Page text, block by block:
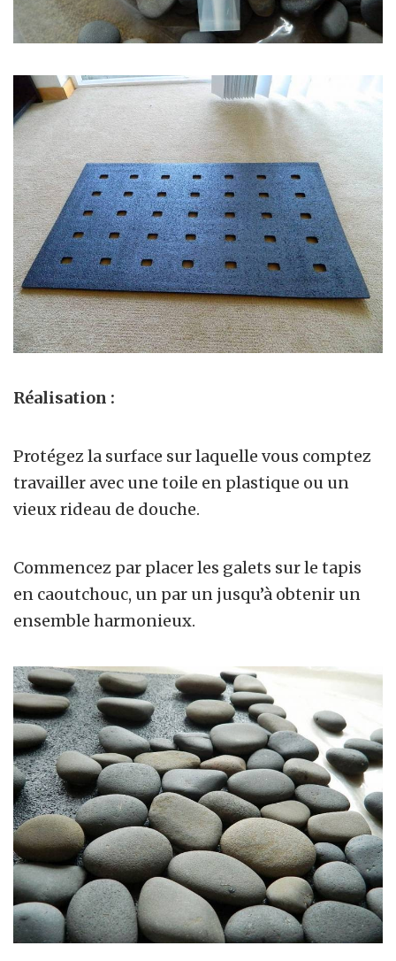
Réalisation :
Protégez la surface sur laquelle vous comptez
travailler avec une toile en plastique ou un
vieux rideau de douche.
Commencez par placer les galets sur le tapis
en caoutchouc, un par un jusqu’à obtenir un
ensemble harmonieux.